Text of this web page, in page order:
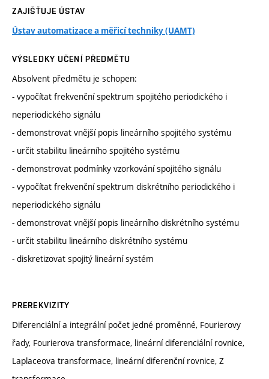
ZAJIŠŤUJE ÚSTAV
Ústav automatizace a měřicí techniky (UAMT)
VÝSLEDKY UČENÍ PŘEDMĚTU
Absolvent předmětu je schopen:
- vypočítat frekvenční spektrum spojitého periodického i
neperiodického signálu
- demonstrovat vnější popis lineárního spojitého systému
- určit stabilitu lineárního spojitého systému
- demonstrovat podmínky vzorkování spojitého signálu
- vypočítat frekvenční spektrum diskrétního periodického i
neperiodického signálu
- demonstrovat vnější popis lineárního diskrétního systému
- určit stabilitu lineárního diskrétního systému
- diskretizovat spojitý lineární systém
PREREKVIZITY
Diferenciální a integrální počet jedné proměnné, Fourierovy
řady, Fourierova transformace, lineární diferenciální rovnice,
Laplaceova transformace, lineární diferenční rovnice, Z